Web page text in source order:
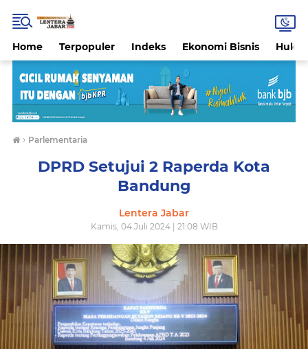
Home Terpopuler Indeks Ekonomi Bisnis
› Parlementaria
DPRD Setujui 2 Raperda Kota
Bandung
Lentera Jabar
Kamis, 04 Juli 2024 | 21:08 WIB